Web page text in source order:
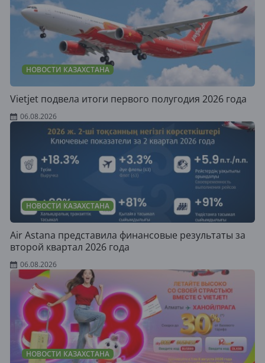
НОВОСТИ КАЗАХСТАНА
Vietjet подвела итоги первого полугодия 2026 года
06.08.2026
НОВОСТИ КАЗАХСТАНА
Air Astana представила финансовые результаты за
второй квартал 2026 года
06.08.2026
НОВОСТИ КАЗАХСТАНА